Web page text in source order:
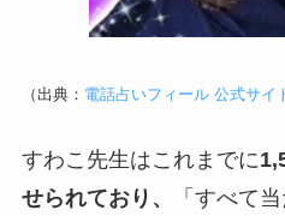
（出典： 電話占いフィール 公式サイ
すわこ先生はこれまでに
せられており、
「すべて